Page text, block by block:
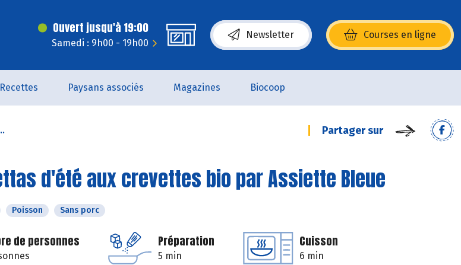
Ouvert jusqu'à 19:00
Samedi : 9h00 - 19h00
Newsletter Courses en ligne
(s’ouvre dans une nouvelle fenêtre)
Recettes Paysans associés Magazines Biocoop
Partager sur
d'été aux crevettes bio par Assiette Bleue
Poisson Sans porc
de personnes Préparation
5 min
Cuisson
6 min